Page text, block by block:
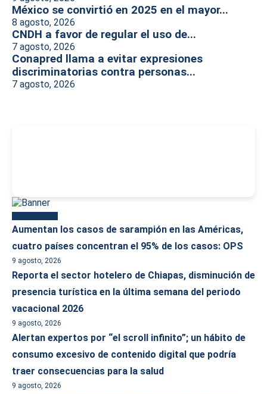
México se convirtió en 2025 en el mayor...
8 agosto, 2026
CNDH a favor de regular el uso de...
7 agosto, 2026
Conapred llama a evitar expresiones
discriminatorias contra personas...
7 agosto, 2026
Aumentan los casos de sarampión en las Américas,
cuatro países concentran el 95% de los casos: OPS
9 agosto, 2026
Reporta el sector hotelero de Chiapas, disminución de
presencia turística en la última semana del periodo
vacacional 2026
9 agosto, 2026
Alertan expertos por “el scroll infinito”; un hábito de
consumo excesivo de contenido digital que podría
traer consecuencias para la salud
9 agosto, 2026